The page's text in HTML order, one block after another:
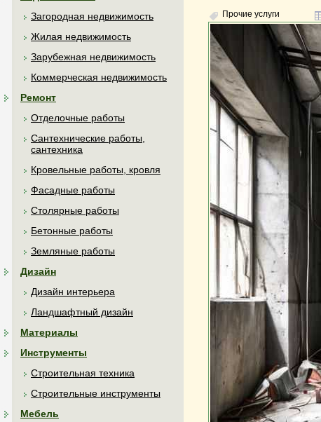
Загородная недвижимость
Жилая недвижимость
Зарубежная недвижимость
Коммерческая недвижимость
Ремонт
Отделочные работы
Сантехнические работы,
сантехника
Кровельные работы, кровля
Фасадные работы
Столярные работы
Бетонные работы
Земляные работы
Дизайн
Дизайн интерьера
Ландшафтный дизайн
Материалы
Инструменты
Строительная техника
Строительные инструменты
Мебель
Прочие услуги